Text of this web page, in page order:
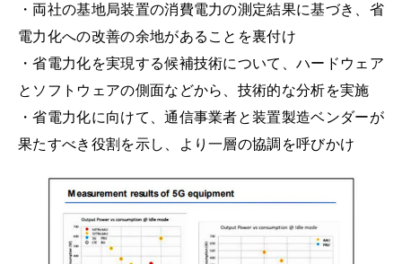
・両社の基地局装置の消費電力の測定結果に基づき、省
電力化への改善の余地があることを裏付け
・省電力化を実現する候補技術について、ハードウェア
とソフトウェアの側面などから、技術的な分析を実施
・省電力化に向けて、通信事業者と装置製造ベンダーが
果たすべき役割を示し、より一層の協調を呼びかけ